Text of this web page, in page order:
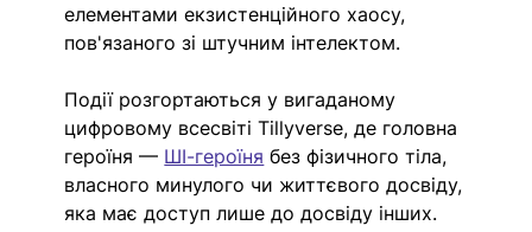
елементами екзистенційного хаосу,
пов'язаного зі штучним інтелектом.
Події розгортаються у вигаданому
цифровому всесвіті Tillyverse, де головна
героїня — ШІ-героїня без фізичного тіла,
власного минулого чи життєвого досвіду,
яка має доступ лише до досвіду інших.